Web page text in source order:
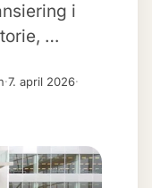
i
…
·7. april 2026·